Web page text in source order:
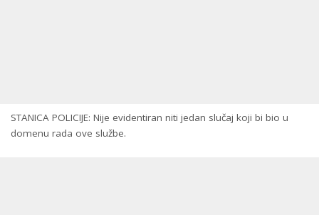
STANICA POLICIJE: Nije evidentiran niti jedan slučaj koji bi bio u
domenu rada ove službe.